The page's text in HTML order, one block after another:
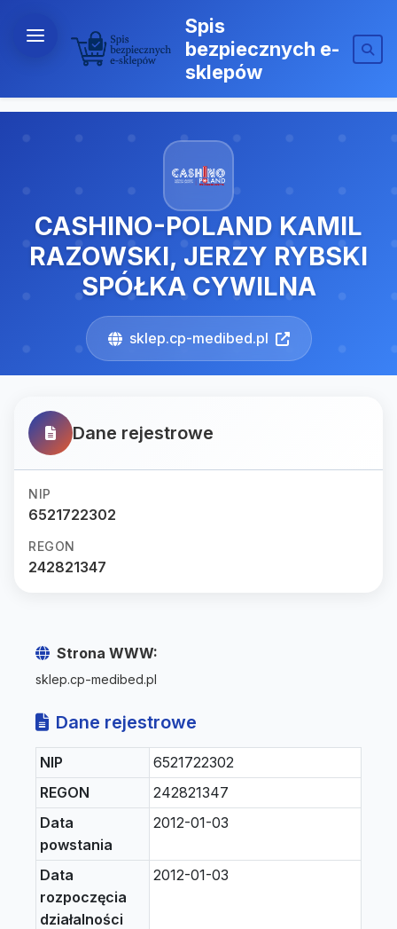
Spis
bezpiecznych e-
sklepów
CASHINO-POLAND KAMIL
RAZOWSKI, JERZY RYBSKI
SPÓŁKA CYWILNA
sklep.cp-medibed.pl
Dane rejestrowe
NIP
6521722302
REGON
242821347
Strona WWW:
sklep.cp-medibed.pl
Dane rejestrowe
NIP
6521722302
REGON
242821347
Data
powstania
2012-01-03
Data
rozpoczęcia
działalności
2012-01-03